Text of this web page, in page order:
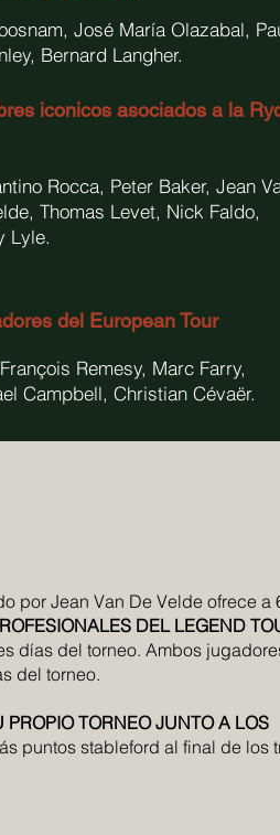
José María Olazabal,
Bernard Langher.
iconicos asociados a la
Rocca, Peter Baker, Jean
Thomas Levet, Nick Faldo,
Lyle.
del European Tour
Remesy, Marc Farry,
Campbell, Christian Cévaër.
por Jean Van De Velde ofrece a
DEL LEGEND
días del torneo. Ambos
del torneo.
PROPIO TORNEO JUNTO A LOS
puntos stableford al final de los